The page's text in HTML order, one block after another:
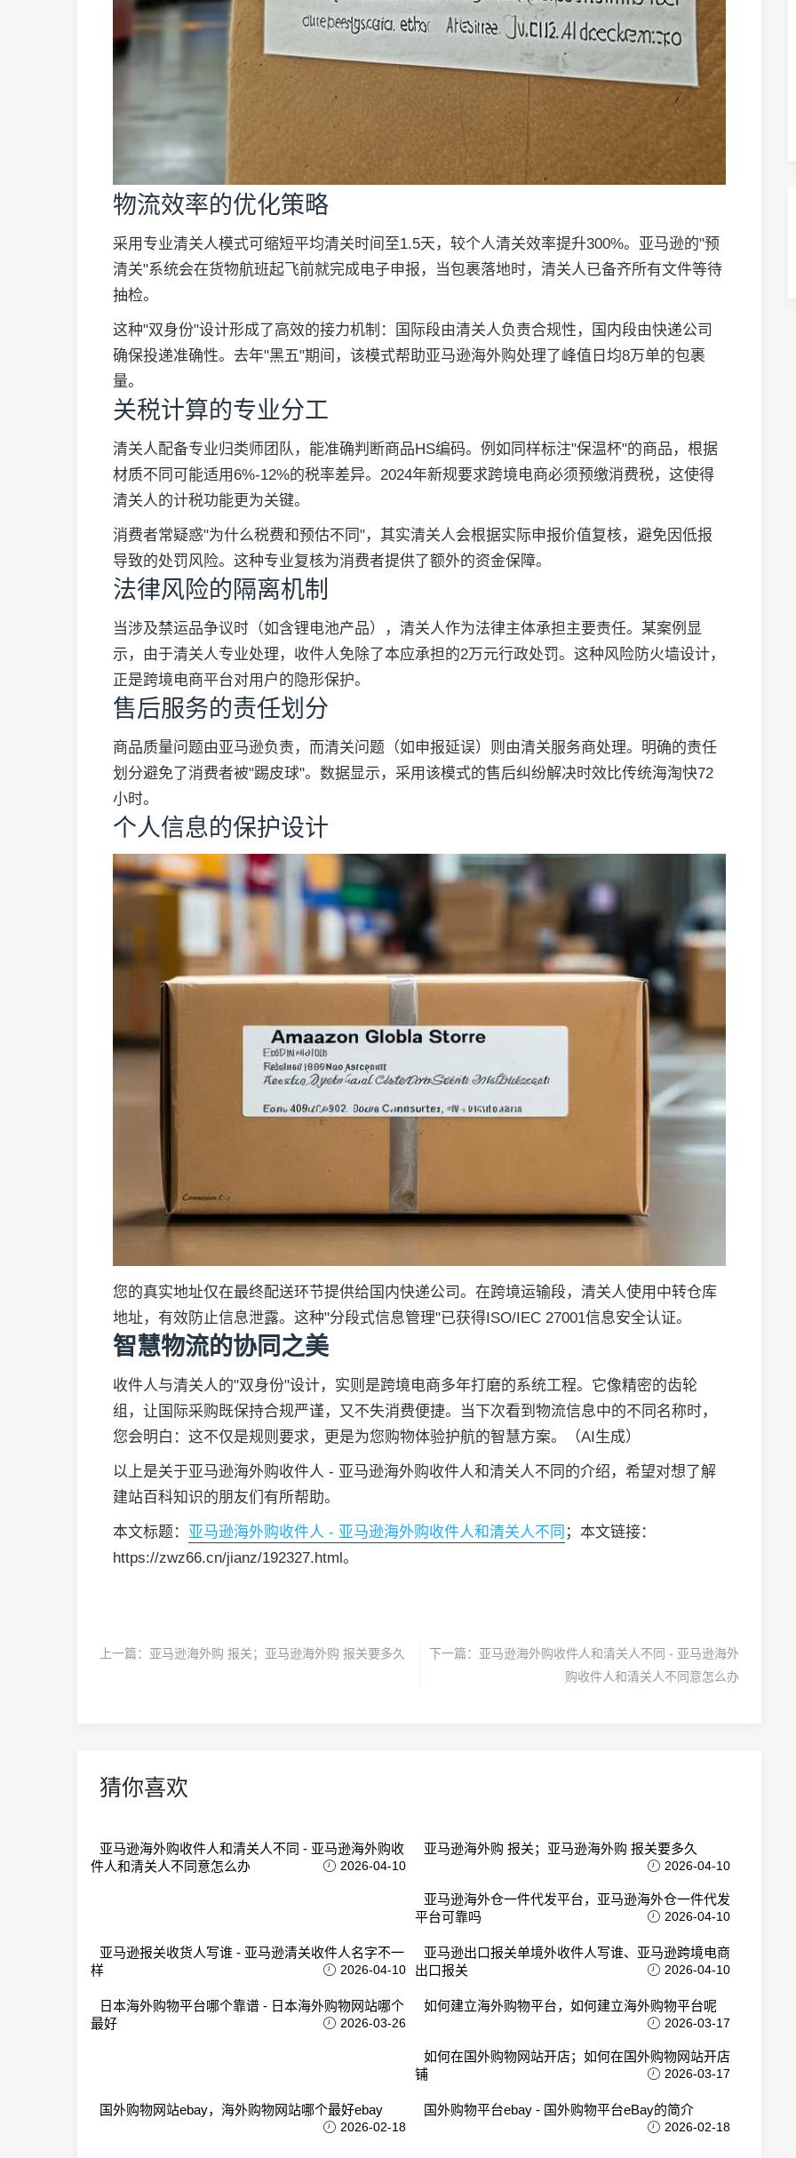
物流效率的优化策略
采用专业清关人模式可缩短平均清关时间至1.5天，较个人清关效率提升300%。亚马逊的"预
清关"系统会在货物航班起飞前就完成电子申报，当包裹落地时，清关人已备齐所有文件等待
抽检。
这种"双身份"设计形成了高效的接力机制：国际段由清关人负责合规性，国内段由快递公司
确保投递准确性。去年"黑五"期间，该模式帮助亚马逊海外购处理了峰值日均8万单的包裹
量。
关税计算的专业分工
清关人配备专业归类师团队，能准确判断商品HS编码。例如同样标注"保温杯"的商品，根据
材质不同可能适用6%-12%的税率差异。2024年新规要求跨境电商必须预缴消费税，这使得
清关人的计税功能更为关键。
消费者常疑惑"为什么税费和预估不同"，其实清关人会根据实际申报价值复核，避免因低报
导致的处罚风险。这种专业复核为消费者提供了额外的资金保障。
法律风险的隔离机制
当涉及禁运品争议时（如含锂电池产品），清关人作为法律主体承担主要责任。某案例显
示，由于清关人专业处理，收件人免除了本应承担的2万元行政处罚。这种风险防火墙设计，
正是跨境电商平台对用户的隐形保护。
售后服务的责任划分
商品质量问题由亚马逊负责，而清关问题（如申报延误）则由清关服务商处理。明确的责任
划分避免了消费者被"踢皮球"。数据显示，采用该模式的售后纠纷解决时效比传统海淘快72
小时。
个人信息的保护设计
您的真实地址仅在最终配送环节提供给国内快递公司。在跨境运输段，清关人使用中转仓库
地址，有效防止信息泄露。这种"分段式信息管理"已获得ISO/IEC 27001信息安全认证。
智慧物流的协同之美
收件人与清关人的"双身份"设计，实则是跨境电商多年打磨的系统工程。它像精密的齿轮
组，让国际采购既保持合规严谨，又不失消费便捷。当下次看到物流信息中的不同名称时，
您会明白：这不仅是规则要求，更是为您购物体验护航的智慧方案。（AI生成）
以上是关于亚马逊海外购收件人 - 亚马逊海外购收件人和清关人不同的介绍，希望对想了解
建站百科知识的朋友们有所帮助。
本文标题： 亚马逊海外购收件人 - 亚马逊海外购收件人和清关人不同 ；本文链接：
https://zwz66.cn/jianz/192327.html。
上一篇： 亚马逊海外购 报关；亚马逊海外购 报关要多久 下一篇： 亚马逊海外购收件人和清关人不同 - 亚马逊海外
购收件人和清关人不同意怎么办
猜你喜欢
亚马逊海外购收件人和清关人不同 - 亚马逊海外购收
件人和清关人不同意怎么办
2026-04-10
亚马逊海外购 报关；亚马逊海外购 报关要多久
2026-04-10
亚马逊海外仓一件代发平台，亚马逊海外仓一件代发
平台可靠吗
2026-04-10
亚马逊报关收货人写谁 - 亚马逊清关收件人名字不一
样
2026-04-10
亚马逊出口报关单境外收件人写谁、亚马逊跨境电商
出口报关
2026-04-10
日本海外购物平台哪个靠谱 - 日本海外购物网站哪个
最好
2026-03-26
如何建立海外购物平台，如何建立海外购物平台呢
2026-03-17
如何在国外购物网站开店；如何在国外购物网站开店
铺
2026-03-17
国外购物网站ebay，海外购物网站哪个最好ebay
2026-02-18
国外购物平台ebay - 国外购物平台eBay的简介
2026-02-18